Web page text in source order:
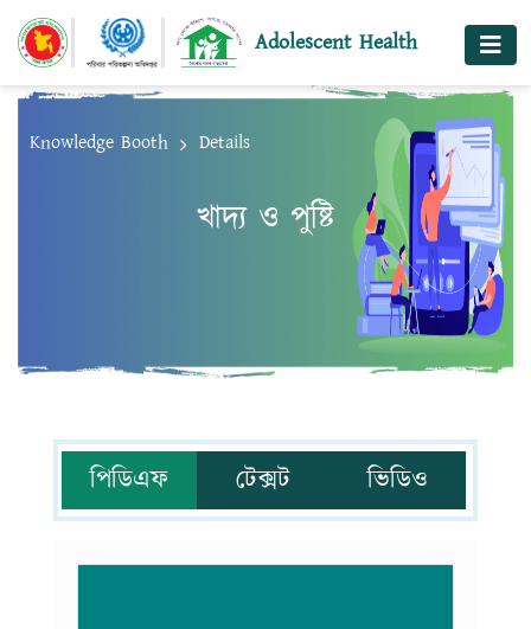
Adolescent Health
Knowledge Booth Details
খাদ্য ও পুষ্টি
পিডিএফ টেক্সট ভিডিও